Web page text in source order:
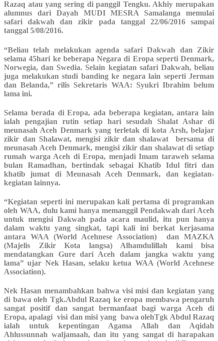
Razaq atau yang sering di panggil Tengku. Akhiy merupakan
alumnus dari Dayah MUDI MESRA Samalanga memulai
safari dakwah dan zikir pada tanggal 22/06/2016 sampai
tanggal 5/08/2016.
“Beliau telah melakukan agenda safari Dakwah dan Zikir
selama 45hari ke beberapa Negara di Eropa seperti Denmark,
Norwegia, dan Swedia. Selain kegiatan safari Dakwah, beliau
juga melakukan studi banding ke negara lain seperti Jerman
dan Belanda,” rilis Sekretaris WAA: Syukri Ibrahimbelum
lama ini.
Selama berada di Eropa, ada beberapa kegiatan, antara lain
ialah pengajian rutin setiap hari sesudah Shalat Ashar di
meunasah Aceh Denmark yang terletak di kota Arsh, belajar
zikir dan Shalawat, mengisi zikir dan shalawat bersama di
meunasah Aceh Denmark, mengisi zikir dan shalawat di setiap
rumah warga Aceh di Eropa, menjadi Imam taraweh selama
bulan Ramadhan, bertindak sebagai Khatib Idul fitri dan
khatib jumat di Meunasah Aceh Denmark, dan kegiatan-
kegiatan lainnya.
“Kegiatan seperti ini merupakan kali pertama di programkan
oleh WAA, dulu kami hanya memanggil Pendakwah dari Aceh
untuk mengisi Dakwah pada acara maulid, itu pun hanya
dalam waktu yang singkat, tapi kali ini berkat kerjasama
antara WAA (World Acehnese Association) dan MAZKA
(Majelis Zikir Kota langsa) Alhamdulillah kami bisa
mendatangkan Gure dari Aceh dalam jangka waktu yang
lama” ujar Nek Hasan, selaku ketua WAA (World Acehnese
Association).
Nek Hasan menambahkan bahwa visi misi dan kegiatan yang
di bawa oleh Tgk.Abdul Razaq ke eropa membawa pengaruh
sangat positif dan sangat bermanfaat bagi warga Aceh di
Eropa, apalagi visi dan misi yang bawa olehTgk Abdul Razaq
ialah untuk kepentingan Agama Allah dan Aqidah
Ahlussunnah waljamaah, dan itu yang sangat di harapakan